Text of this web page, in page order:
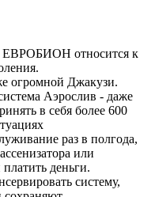
ЕВРОБИОН относится к
огромной Джакузи.
Аэрослив - даже
в себя более 600
раз в полгода,
или
деньги.
систему,